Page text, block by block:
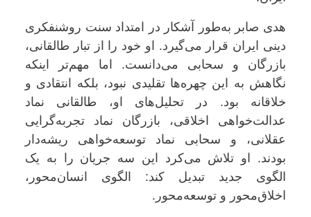
هدی صابر به‌طور آشکار در امتداد سنت روشنفکری
دینی ایران قرار می‌گیرد. او خود را از تبار طالقانی،
بازرگان و سحابی می‌دانست. اما مهم‌تر اینکه
نگاهش به این چهره‌ها تقلیدی نبود، بلکه انتقادی و
خلاقانه بود. در تحلیل‌های او، طالقانی نماد
عدالت‌خواهی اخلاقی، بازرگان نماد تجربه‌گرایی
عقلانی، و سحابی نماد توسعه‌خواهی ریشه‌دار
بودند. او تلاش می‌کرد این سه جریان را به یک
الگوی جدید تبدیل کند: الگوی انسان‌محور،
اخلاق‌محور و توسعه‌محور.